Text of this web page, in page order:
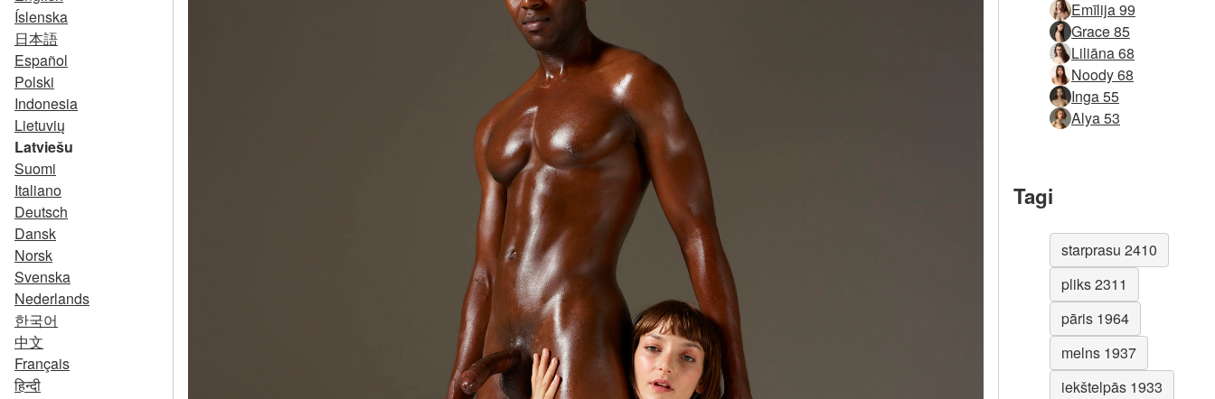
Íslenska
日本語
Español
Polski
Indonesia
Lietuvių
Latviešu
Suomi
Italiano
Deutsch
Dansk
Norsk
Svenska
Nederlands
한국어
中文
Français
हिन्दी
Emīlija 99
Grace 85
Liliāna 68
Noody 68
Inga 55
Alya 53
Tagi
starprasu 2410
pliks 2311
pāris 1964
melns 1937
iekštelpās 1933